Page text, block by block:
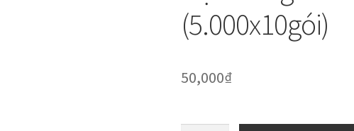
(5.000x10gói)
50,000₫